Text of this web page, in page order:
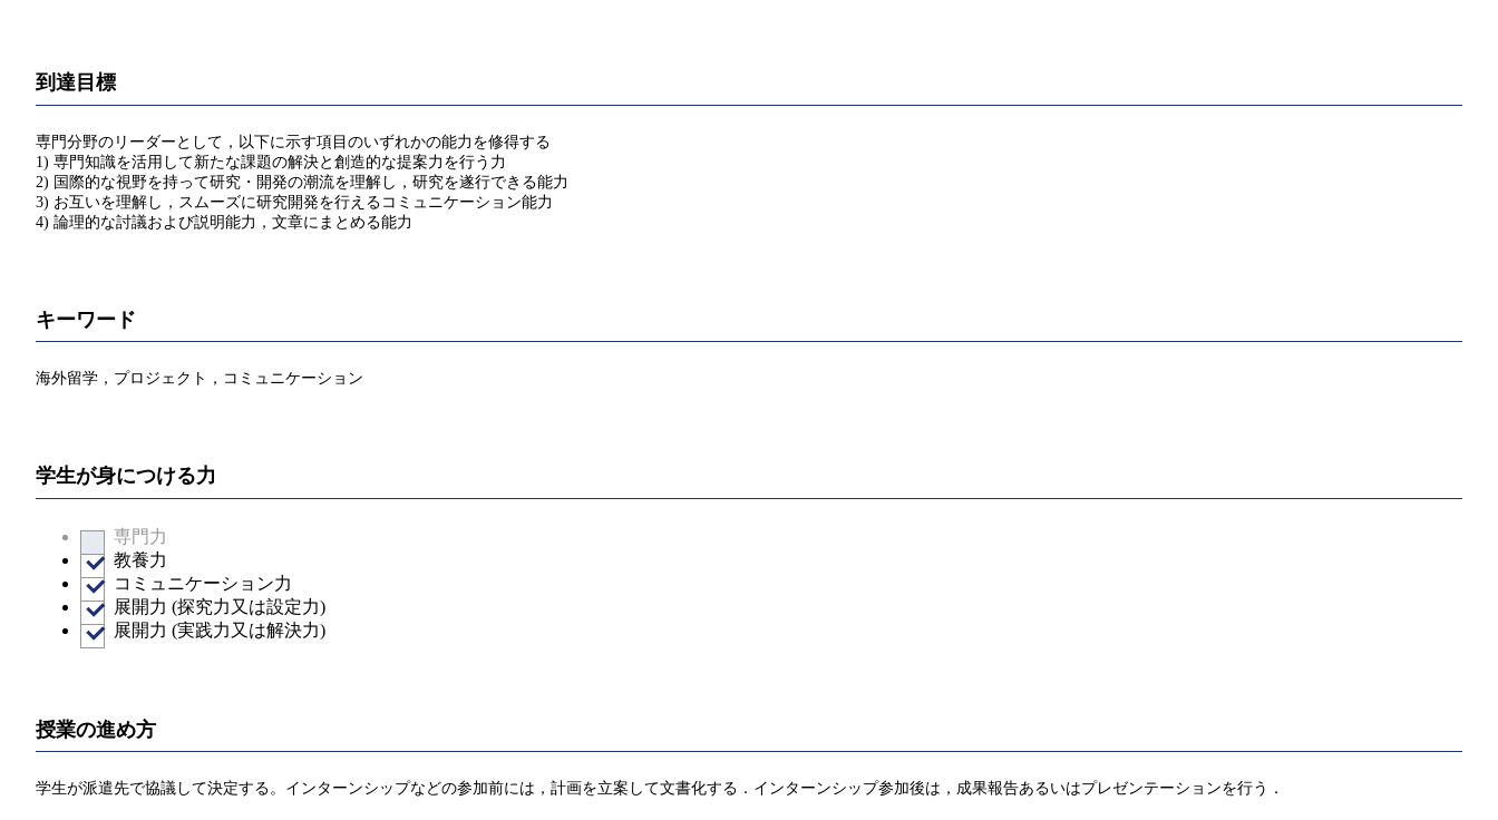
到達目標
専門分野のリーダーとして，以下に示す項目のいずれかの能力を修得する
1) 専門知識を活用して新たな課題の解決と創造的な提案力を行う力
2) 国際的な視野を持って研究・開発の潮流を理解し，研究を遂行できる能力
3) お互いを理解し，スムーズに研究開発を行えるコミュニケーション能力
4) 論理的な討議および説明能力，文章にまとめる能力
キーワード
海外留学，プロジェクト，コミュニケーション
学生が身につける力
専門力
教養力
コミュニケーション力
展開力 (探究力又は設定力)
展開力 (実践力又は解決力)
授業の進め方
学生が派遣先で協議して決定する。インターンシップなどの参加前には，計画を立案して文書化する．インターンシップ参加後は，成果報告あるいはプレゼンテーションを行う．